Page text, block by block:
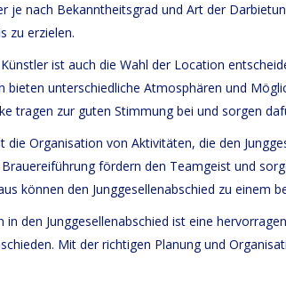
je nach Bekanntheitsgrad und Art der
zu erzielen.
ist auch die Wahl der Location
bieten unterschiedliche Atmosphären und
tragen zur guten Stimmung bei und sorgen
die Organisation von Aktivitäten, die den
fördern den Teamgeist und
können den Junggesellenabschied zu einem
in den Junggesellenabschied ist eine
Mit der richtigen Planung und